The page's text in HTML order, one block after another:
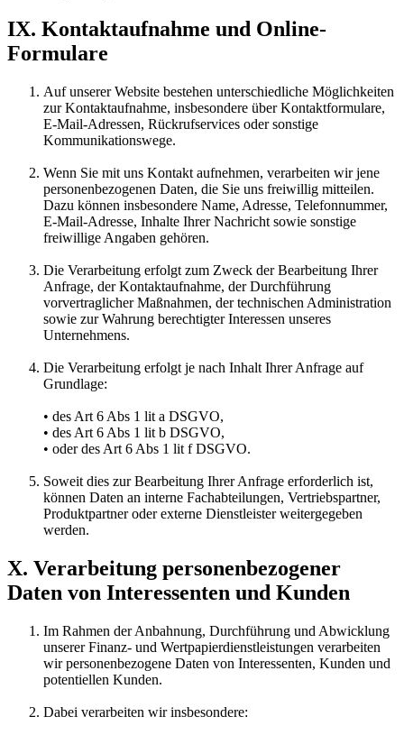
IX. Kontaktaufnahme und Online-
Formulare
Auf unserer Website bestehen unterschiedliche Möglichkeiten
zur Kontaktaufnahme, insbesondere über Kontaktformulare,
E-Mail-Adressen, Rückrufservices oder sonstige
Kommunikationswege.
Wenn Sie mit uns Kontakt aufnehmen, verarbeiten wir jene
personenbezogenen Daten, die Sie uns freiwillig mitteilen.
Dazu können insbesondere Name, Adresse, Telefonnummer,
E-Mail-Adresse, Inhalte Ihrer Nachricht sowie sonstige
freiwillige Angaben gehören.
Die Verarbeitung erfolgt zum Zweck der Bearbeitung Ihrer
Anfrage, der Kontaktaufnahme, der Durchführung
vorvertraglicher Maßnahmen, der technischen Administration
sowie zur Wahrung berechtigter Interessen unseres
Unternehmens.
Die Verarbeitung erfolgt je nach Inhalt Ihrer Anfrage auf
Grundlage:
• des Art 6 Abs 1 lit a DSGVO,
• des Art 6 Abs 1 lit b DSGVO,
• oder des Art 6 Abs 1 lit f DSGVO.
Soweit dies zur Bearbeitung Ihrer Anfrage erforderlich ist,
können Daten an interne Fachabteilungen, Vertriebspartner,
Produktpartner oder externe Dienstleister weitergegeben
werden.
X. Verarbeitung personenbezogener
Daten von Interessenten und Kunden
Im Rahmen der Anbahnung, Durchführung und Abwicklung
unserer Finanz- und Wertpapierdienstleistungen verarbeiten
wir personenbezogene Daten von Interessenten, Kunden und
potentiellen Kunden.
Dabei verarbeiten wir insbesondere: